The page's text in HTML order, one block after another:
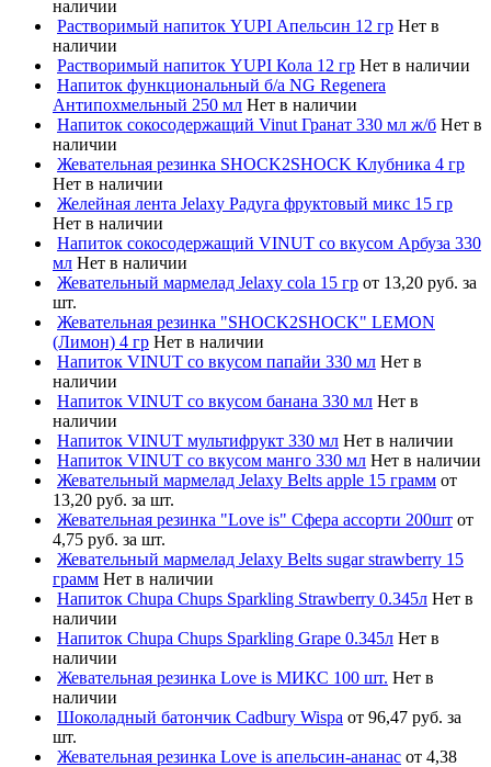
наличии
Растворимый напиток YUPI Апельсин 12 гр Нет в
наличии
Растворимый напиток YUPI Кола 12 гр Нет в наличии
Напиток функциональный б/а NG Regenera
Антипохмельный 250 мл Нет в наличии
Напиток сокосодержащий Vinut Гранат 330 мл ж/б Нет в
наличии
Жевательная резинка SHOCK2SHOCK Клубника 4 гр
Нет в наличии
Желейная лента Jelaxy Радуга фруктовый микс 15 гр
Нет в наличии
Напиток сокосодержащий VINUT со вкусом Арбуза 330
мл Нет в наличии
Жевательный мармелад Jelaxy cola 15 гр от 13,20 руб. за
шт.
Жевательная резинка "SHOCK2SHOCK" LEMON
(Лимон) 4 гр Нет в наличии
Напиток VINUT со вкусом папайи 330 мл Нет в
наличии
Напиток VINUT со вкусом банана 330 мл Нет в
наличии
Напиток VINUT мультифрукт 330 мл Нет в наличии
Напиток VINUT со вкусом манго 330 мл Нет в наличии
Жевательный мармелад Jelaxy Belts apple 15 грамм от
13,20 руб. за шт.
Жевательная резинка "Love is" Сфера ассорти 200шт от
4,75 руб. за шт.
Жевательный мармелад Jelaxy Belts sugar strawberry 15
грамм Нет в наличии
Напиток Chupa Chups Sparkling Strawberry 0.345л Нет в
наличии
Напиток Chupa Chups Sparkling Grape 0.345л Нет в
наличии
Жевательная резинка Love is МИКС 100 шт. Нет в
наличии
Шоколадный батончик Cadbury Wispa от 96,47 руб. за
шт.
Жевательная резинка Love is апельсин-ананас от 4,38